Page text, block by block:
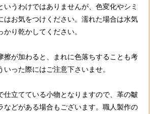
いうわけではありませんが、色変化やシミ
はお気をつけください。濡れた場合は水気
り乾かしてください。
擦が加わると、まれに色落ちすることも考
いった際にはご注意下さいませ。
仕立てている小物となりますので、革の皺
などがある場合もございます。職人製作の